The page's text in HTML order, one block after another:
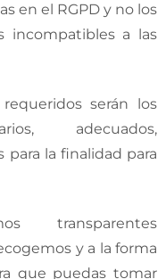
en el RGPD y no los
incompatibles a las
serán los
adecuados,
la finalidad para
transparentes
y a la forma
que puedas tomar